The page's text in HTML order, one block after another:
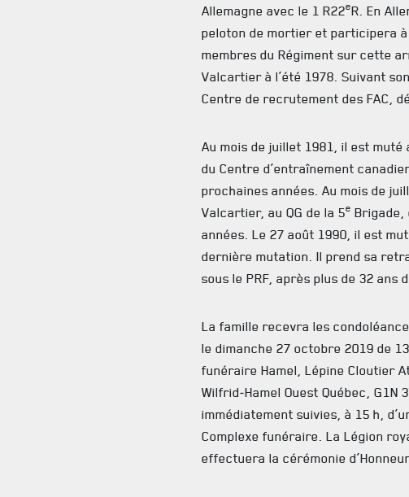
Allemagne avec le 1 R22eR. En
peloton de mortier et participera
membres du Régiment sur cette
Valcartier à l’été 1978. Suivant
Centre de recrutement des FAC,
Au mois de juillet 1981, il est muté
du Centre d’entraînement
prochaines années. Au mois de
Valcartier, au QG de la 5e Brigade,
années. Le 27 août 1990, il est
dernière mutation. Il prend sa
sous le PRF, après plus de 32 ans
La famille recevra les
le dimanche 27 octobre 2019 de
funéraire Hamel, Lépine Cloutier
Wilfrid‑Hamel Ouest Québec, G1N
immédiatement suivies, à 15 h,
Complexe funéraire. La Légion
effectuera la cérémonie